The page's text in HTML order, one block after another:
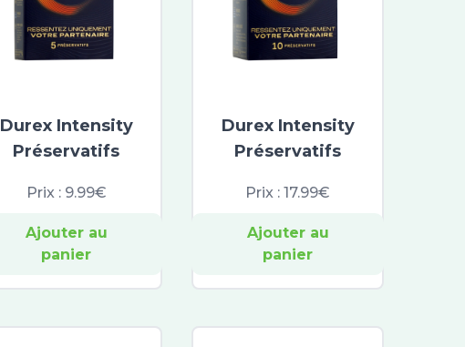
Durex Intensity
Préservatifs
Prix : 9.99€
Ajouter au
panier
Durex Intensity
Préservatifs
Prix :17.99€
Ajouter au
panier